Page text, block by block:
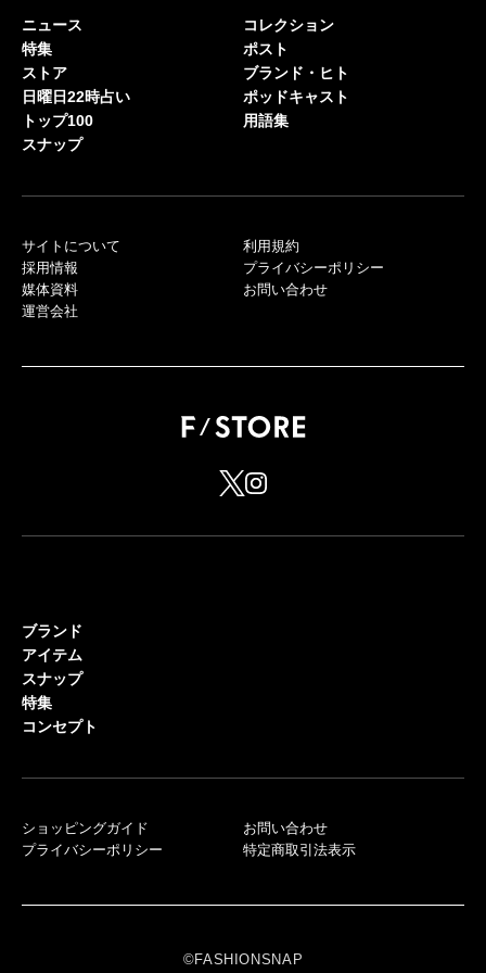
ニュース
特集
ストア
日曜日22時占い
トップ100
スナップ
コレクション
ポスト
ブランド・ヒト
ポッドキャスト
用語集
サイトについて
採用情報
媒体資料
運営会社
利用規約
プライバシーポリシー
お問い合わせ
ブランド
アイテム
スナップ
特集
コンセプト
ショッピングガイド
プライバシーポリシー
お問い合わせ
特定商取引法表示
©FASHIONSNAP